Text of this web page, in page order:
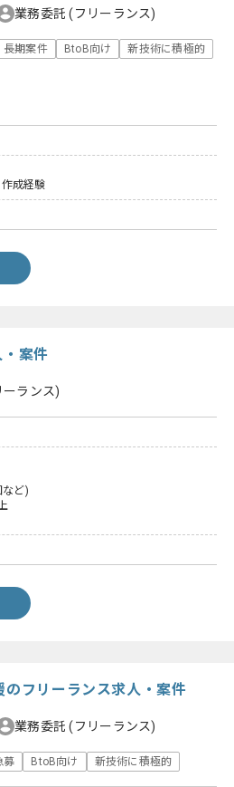
業務委託(フリーランス)
長期案件 BtoB向け
新技術に積極的
成経験
案件
ーランス)
など)
フリーランス求人・案件
業務委託(フリーランス)
募 BtoB向け 新技術に積極的